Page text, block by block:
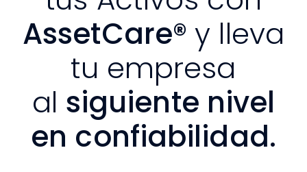
AssetCare®y lleva
tu empresa
al siguiente nivel
en confiabilidad.